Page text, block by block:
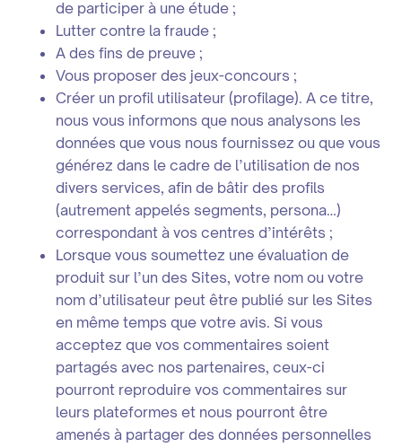
de participer à une étude ;
Lutter contre la fraude ;
A des fins de preuve ;
Vous proposer des jeux-concours ;
Créer un profil utilisateur (profilage). A ce titre,
nous vous informons que nous analysons les
données que vous nous fournissez ou que vous
générez dans le cadre de l’utilisation de nos
divers services, afin de bâtir des profils
(autrement appelés segments, persona…)
correspondant à vos centres d’intérêts ;
Lorsque vous soumettez une évaluation de
produit sur l’un des Sites, votre nom ou votre
nom d’utilisateur peut être publié sur les Sites
en même temps que votre avis. Si vous
acceptez que vos commentaires soient
partagés avec nos partenaires, ceux-ci
pourront reproduire vos commentaires sur
leurs plateformes et nous pourront être
amenés à partager des données personnelles